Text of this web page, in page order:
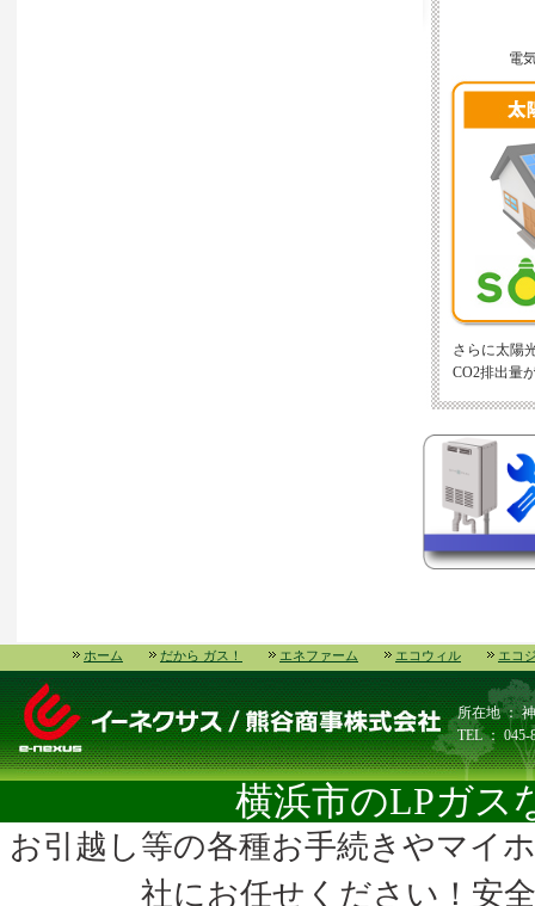
電
さらに太陽
CO2排出量
ホーム だから ガス！ エネファーム エコウィル エコ
所在地 ：
TEL ：
横浜市のLPガス
お引越し等の各種お手続きやマイ
社にお任せください！安